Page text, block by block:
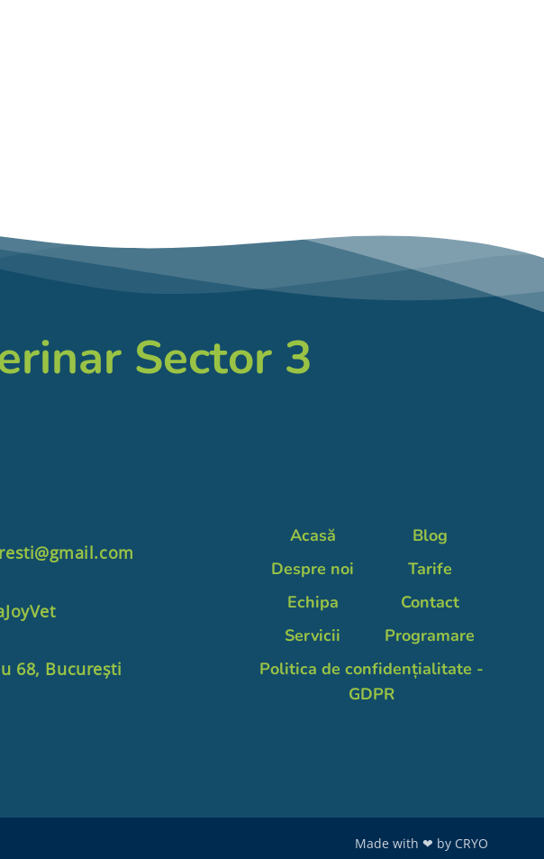
Sector 3
68, București
Acasă
Despre noi
Echipa
Servicii
Blog
Tarife
Contact
Programare
Politica de confidențialitate -
GDPR
Made with ❤ by CRYO